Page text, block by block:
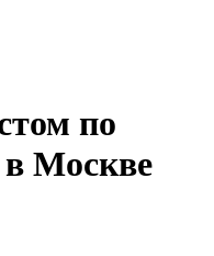
по
в Москве